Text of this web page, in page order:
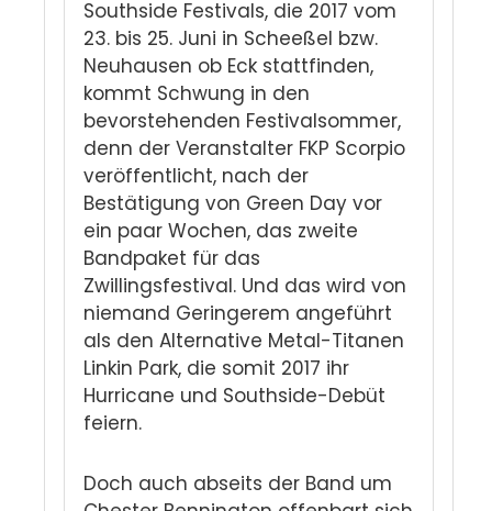
Southside Festivals, die 2017 vom
23. bis 25. Juni in Scheeßel bzw.
Neuhausen ob Eck stattfinden,
kommt Schwung in den
bevorstehenden Festivalsommer,
denn der Veranstalter FKP Scorpio
veröffentlicht, nach der
Bestätigung von Green Day vor
ein paar Wochen, das zweite
Bandpaket für das
Zwillingsfestival. Und das wird von
niemand Geringerem angeführt
als den Alternative Metal-Titanen
Linkin Park, die somit 2017 ihr
Hurricane und Southside-Debüt
feiern.
Doch auch abseits der Band um